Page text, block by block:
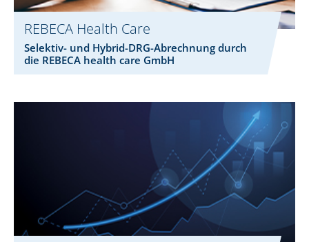
REBECA Health Care
Selektiv- und Hybrid-DRG-Abrechnung durch
die REBECA health care GmbH